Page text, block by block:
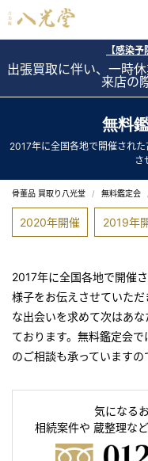
【感染
出張買取に伴い、一時
来店の
無料
2017年に全国各地で開催され
さ
骨董品 買取り八光堂 無料鑑定会
2020年開催 2019年
2017年に全国各地で開催
様⼦をお伝えさせていた
な出会いを求めて次はあ
ております。無料鑑定会
のご相談も承っていますの
気になる
相続案件や 蔵整理な